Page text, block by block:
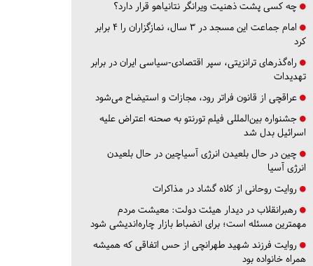
چه کسی پشت ذهنیت ویرانگر نتانیاهو قرار دارد؟
امام جماعت این مسجد در ۳ سال، نمازگزاران را ۴ برابر
کرد
راه‌گذرهای ترانزیتی، سپر اقتصادی-سیاسی ایران در برابر
تهدیدات
عراقچی از قانون فراتر رود، مجازات و استیضاح می‌شود
جشنواره بین‌المللی فیلم تورنتو به صحنه اعتراض علیه
اسرائیل بدل شد
چین در حال بلعیدن انرژی آسیاچین در حال بلعیدن
انرژی آسیا
روایت روحانی از کلاه گشاد در مذاکرات
رهبرانقلاب در دیدار هیئت دولت: معیشت مردم
مهمترین مسئله است؛ برای انضباط بازار چاره‌اندیشی شود
روایت فرزند شهید طهرانچی از حس اتفاقی که همیشه
همراه خانواده بود